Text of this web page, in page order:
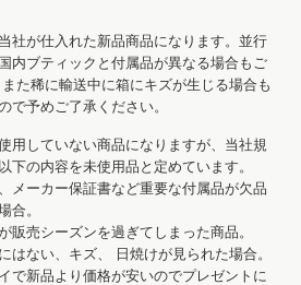
社が仕入れた新品商品になります。並行
内ブティックと付属品が異なる場合もご
た稀に輸送中に箱にキズが生じる場合も
で予めご了承ください。
用していない商品になりますが、当社規
下の内容を未使用品と定めています。
メーカー保証書など重要な付属品が欠品
合。
販売シーズンを過ぎてしまった商品。
はない、キズ、 日焼けが見られた場合。
で新品より価格が安いのでプレゼントに